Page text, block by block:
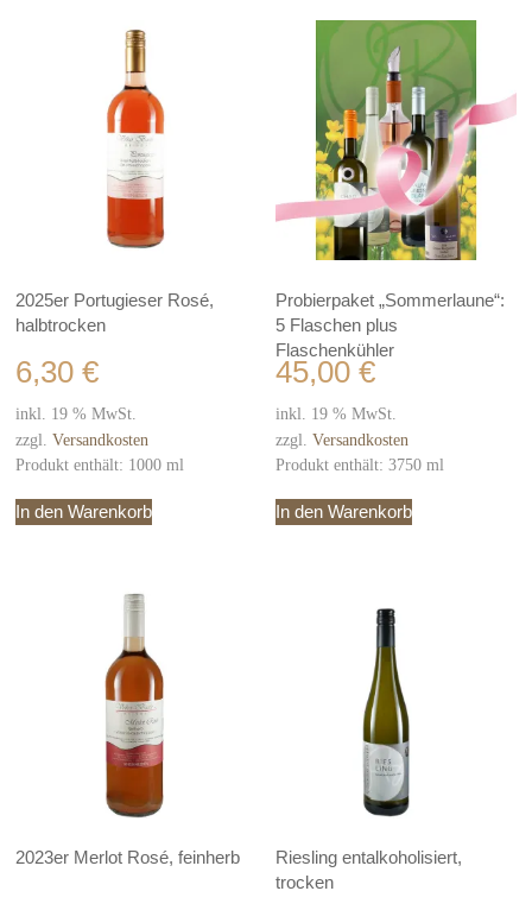
2025er Portugieser Rosé,
halbtrocken
6,30€
inkl. 19 % MwSt.
zzgl.Versandkosten
Produkt enthält: 1000ml
In den Warenkorb
Probierpaket „Sommerlaune“:
5 Flaschen plus
Flaschenkühler
45,00€
inkl. 19 % MwSt.
zzgl.Versandkosten
Produkt enthält: 3750ml
In den Warenkorb
2023er Merlot Rosé, feinherb
Riesling entalkoholisiert,
trocken